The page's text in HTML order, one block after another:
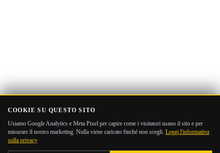
COOKIE SU QUESTO SITO
Usiamo Google Analytics e Meta Pixel per capire come i visitatori usano il sito e per
misurare il nostro marketing. Nulla viene caricato finché non scegli. Leggi l'informativa
sulla privacy